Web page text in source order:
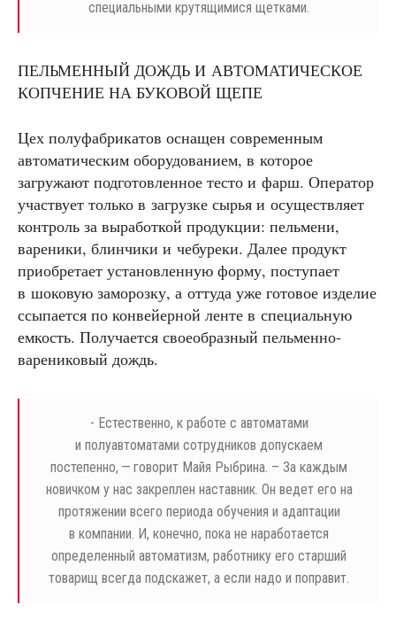
специальными крутящимися щетками.
ПЕЛЬМЕННЫЙ ДОЖДЬ И АВТОМАТИЧЕСКОЕ
КОПЧЕНИЕ НА БУКОВОЙ ЩЕПЕ
Цех полуфабрикатов оснащен современным
автоматическим оборудованием, в которое
загружают подготовленное тесто и фарш. Оператор
участвует только в загрузке сырья и осуществляет
контроль за выработкой продукции: пельмени,
вареники, блинчики и чебуреки. Далее продукт
приобретает установленную форму, поступает
в шоковую заморозку, а оттуда уже готовое изделие
ссыпается по конвейерной ленте в специальную
емкость. Получается своеобразный пельменно-
варениковый дождь.
- Естественно, к работе с автоматами
и полуавтоматами сотрудников допускаем
постепенно, — говорит Майя Рыбрина. – За каждым
новичком у нас закреплен наставник. Он ведет его на
протяжении всего периода обучения и адаптации
в компании. И, конечно, пока не наработается
определенный автоматизм, работнику его старший
товарищ всегда подскажет, а если надо и поправит.